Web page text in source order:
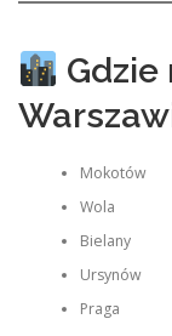
Mokotów
Wola
Bielany
Ursynów
Praga